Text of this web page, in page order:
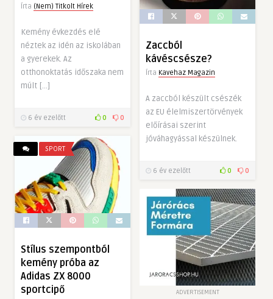
Írta (Nem) Titkolt Hírek
Kemény évkezdés elé
néztek az idén az iskolában
a gyerekek. Az
otthonoktatás időszaka nem
múlt […]
6 év ezelőtt 0 0
Zaccból
kávéscsésze?
Írta Kavehaz Magazin
A zaccból készült csészék
az EU élelmiszertörvények
előírásai szerint
jóváhagyással készülnek.
6 év ezelőtt 0 0
SPORT
Stílus szempontból
kemény próba az
Adidas ZX 8000
sportcipő
ADVERTISEMENT